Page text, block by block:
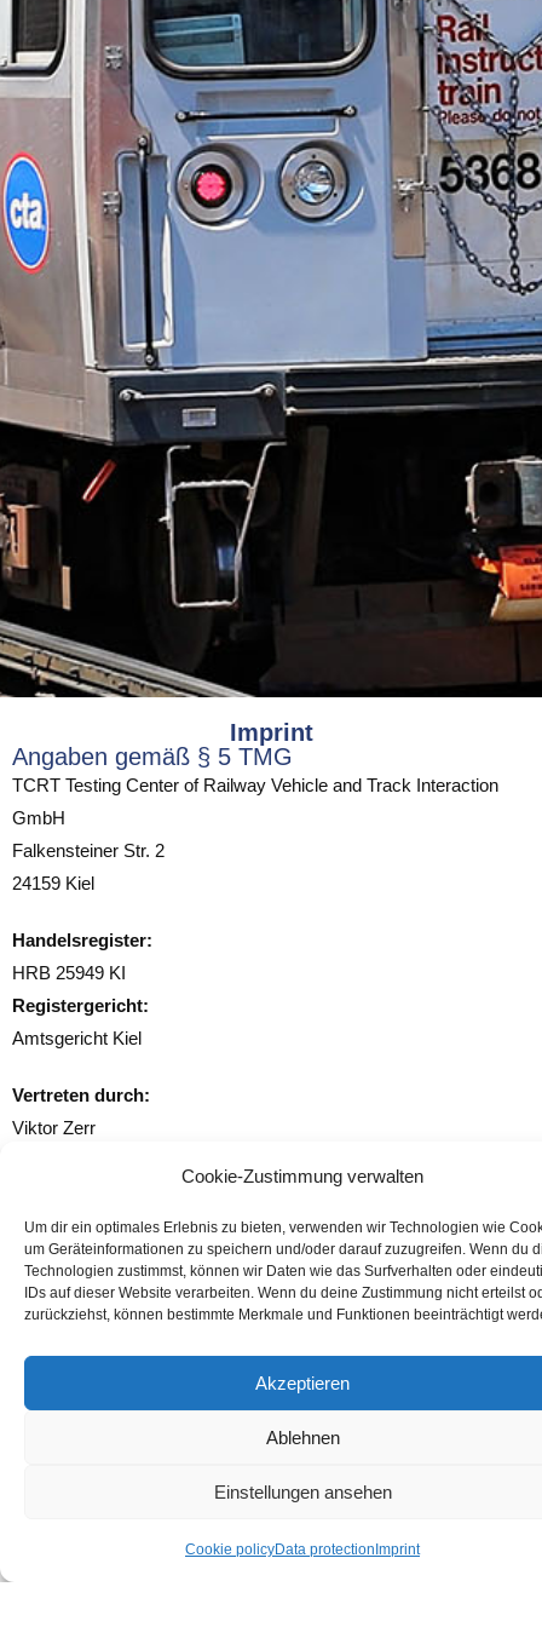
Cookie-Zustimmung verwalten
Um dir ein optimales Erlebnis zu bieten, verwenden wir Technologien wie
um Geräteinformationen zu speichern und/oder darauf zuzugreifen. Wenn du
Technologien zustimmst, können wir Daten wie das Surfverhalten oder
IDs auf dieser Website verarbeiten. Wenn du deine Zustimmung nicht erteilst
zurückziehst, können bestimmte Merkmale und Funktionen beeinträchtigt
Akzeptieren
Ablehnen
Einstellungen ansehen
Cookie policyData protection Imprint
Imprint
Angaben gemäß § 5 TMG
TCRT Testing Center of Railway Vehicle and Track Interaction
GmbH
Falkensteiner Str. 2
24159 Kiel
Handelsregister:
HRB 25949 KI
Registergericht:
Amtsgericht Kiel
Vertreten durch:
Viktor Zerr
+49 176 633249095
E-Mail:
info@tcrt.de
Verbraucherstreitbeilegung/Universalschlichtung
Wir sind nicht bereit oder verpflichtet, an
Streitbeilegungsverfahren vor einer